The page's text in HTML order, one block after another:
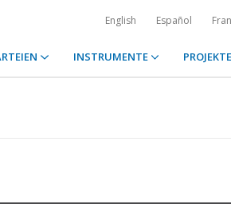
English Español
INSTRUMENTE PROJEKTE